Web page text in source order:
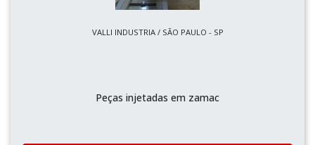
VALLI INDUSTRIA / SÃO PAULO - SP
Peças injetadas em zamac